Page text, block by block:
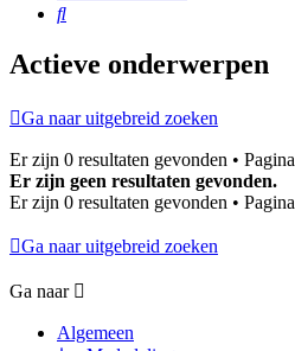
Zoek
Actieve onderwerpen
Ga naar uitgebreid zoeken
Er zijn 0 resultaten gevonden • Pagina
Er zijn geen resultaten gevonden.
Er zijn 0 resultaten gevonden • Pagina
Ga naar uitgebreid zoeken
Ga naar
Algemeen